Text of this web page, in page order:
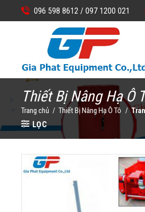
to
096 598 8612 / 097 1200 021
Thiết Bị Nâng Hạ Ô
Trang chủ / Thiết Bị Nâng Hạ Ô Tô /
LỌC